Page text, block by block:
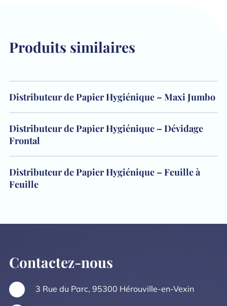
Produits similaires
Distributeur de Papier Hygiénique – Maxi Jumbo
Distributeur de Papier Hygiénique – Dévidage
Frontal
Distributeur de Papier Hygiénique – Feuille à
Feuille
Contactez-nous
3 Rue du Parc, 95300 Hérouville-en-Vexin